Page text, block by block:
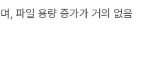
, 파일 용량 증가가 거의 없음